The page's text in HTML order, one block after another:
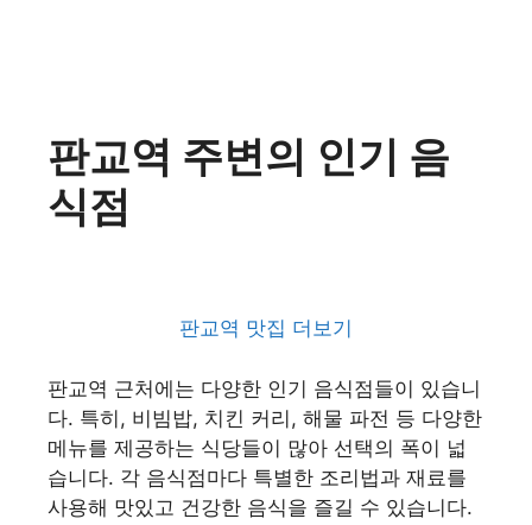
판교역 주변의 인기 음
식점
판교역 맛집 더보기
판교역 근처에는 다양한 인기 음식점들이 있습니
다. 특히, 비빔밥, 치킨 커리, 해물 파전 등 다양한
메뉴를 제공하는 식당들이 많아 선택의 폭이 넓
습니다. 각 음식점마다 특별한 조리법과 재료를
사용해 맛있고 건강한 음식을 즐길 수 있습니다.